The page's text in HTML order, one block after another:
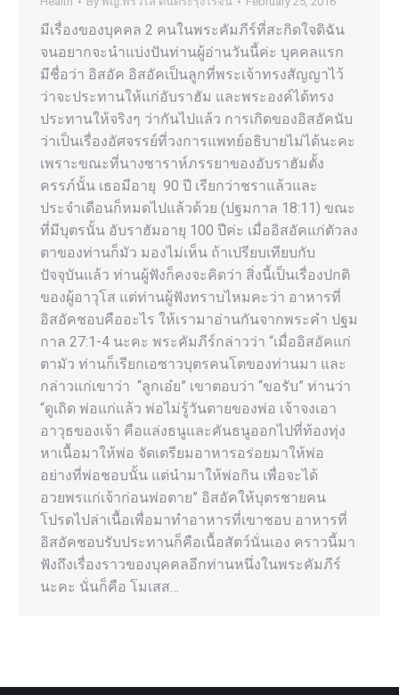
มีเรื่องของบุคคล 2 คนในพระคัมภีร์ที่สะกิดใจดิฉัน
จนอยากจะนำแบ่งปันท่านผู้อ่านวันนี้ค่ะ บุคคลแรก
มีชื่อว่า อิสอัค อิสอัคเป็นลูกที่พระเจ้าทรงสัญญาไว้
ว่าจะประทานให้แก่อับราฮัม และพระองค์ได้ทรง
ประทานให้จริงๆ ว่ากันไปแล้ว การเกิดของอิสอัคนับ
ว่าเป็นเรื่องอัศจรรย์ที่วงการแพทย์อธิบายไม่ได้นะคะ
เพราะขณะที่นางซาราห์ภรรยาของอับราฮัมตั้ง
ครรภ์นั้น เธอมีอายุ 90 ปี เรียกว่าชราแล้วและ
ประจำเดือนก็หมดไปแล้วด้วย (ปฐมกาล 18:11) ขณะ
ที่มีบุตรนั้น อับราฮัมอายุ 100 ปีค่ะ เมื่ออิสอัคแก่ตัวลง
ตาของท่านก็มัว มองไม่เห็น ถ้าเปรียบเทียบกับ
ปัจจุบันแล้ว ท่านผู้ฟังก็คงจะคิดว่า สิ่งนี้เป็นเรื่องปกติ
ของผู้อาวุโส แต่ท่านผู้ฟังทราบไหมคะว่า อาหารที่
อิสอัคชอบคืออะไร ให้เรามาอ่านกันจากพระคำ ปฐม
กาล 27:1-4 นะคะ พระคัมภีร์กล่าวว่า “เมื่ออิสอัคแก่
ตามัว ท่านก็เรียกเอซาวบุตรคนโตของท่านมา และ
กล่าวแก่เขาว่า “ลูกเอ๋ย” เขาตอบว่า “ขอรับ” ท่านว่า
“ดูเถิด พ่อแก่แล้ว พ่อไม่รู้วันตายของพ่อ เจ้าจงเอา
อาวุธของเจ้า คือแล่งธนูและคันธนูออกไปที่ท้องทุ่ง
หาเนื้อมาให้พ่อ จัดเตรียมอาหารอร่อยมาให้พ่อ
อย่างที่พ่อชอบนั้น แต่นำมาให้พ่อกิน เพื่อจะได้
อวยพรแก่เจ้าก่อนพ่อตาย” อิสอัคให้บุตรชายคน
โปรดไปล่าเนื้อเพื่อมาทำอาหารที่เขาชอบ อาหารที่
อิสอัคชอบรับประทานก็คือเนื้อสัตว์นั่นเอง คราวนี้มา
ฟังถึงเรื่องราวของบุคคลอีกท่านหนึ่งในพระคัมภีร์
นะคะ นั่นก็คือ โมเสส…